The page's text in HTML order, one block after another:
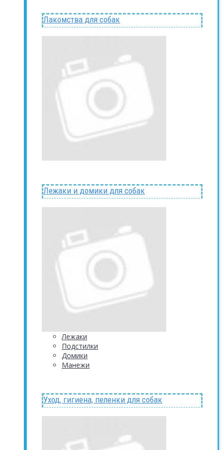
Лакомства для собак
Лежаки и домики для собак
Лежаки
Подстилки
Домики
Манежи
Уход, гигиена, пеленки для собак